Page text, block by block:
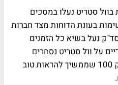
בוול סטריט נעלו במסכים
בעונת הדוחות מצד חברות
נעל בשיא כל הזמנים
על וול סטריט נסחרים
ביציבות מלבד מדד הנאסד"ק 100 שממשיך להראות טוב